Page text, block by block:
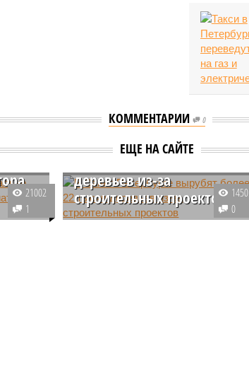
КОММЕНТАРИИ 0
ЕЩЕ НА САЙТЕ
21002
1
В Санкт-Петербурге
вырубят более 22 тысяч
деревьев из-за
строительных проектов
В Санкт-Петербурге разгорается
1450
0